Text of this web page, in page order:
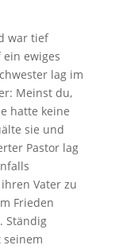
war tief
ewiges
lag im
Meinst du,
hatte keine
sie und
Pastor lag
Vater zu
Frieden
Ständig
seinem